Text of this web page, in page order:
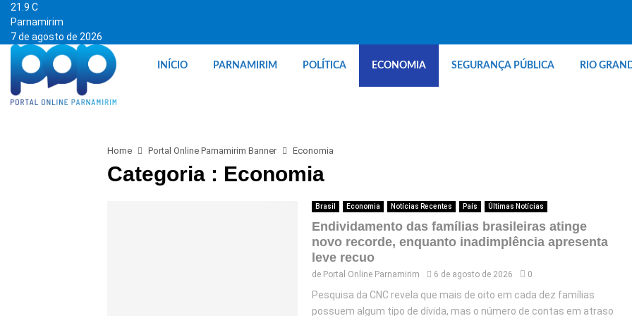
21.9 C
Parnamirim
7 de agosto de 2026
INÍCIO PARNAMIRIM POLÍTICA ECONOMIA SEGURANÇA PÚBLICA RIO
Home Portal Online Parnamirim Banner Economia
Categoria : Economia
Brasil Economia Notícias Recentes País Últimas Notícias
Endividamento das famílias brasileiras atinge
novo recorde, enquanto inadimplência apresenta
leve recuo
de Portal Online Parnamirim 6 de agosto de 2026 0
Pesquisa da CNC revela que mais de oito em cada dez famílias
possuem algum tipo de dívida, mas o número de contas em atraso